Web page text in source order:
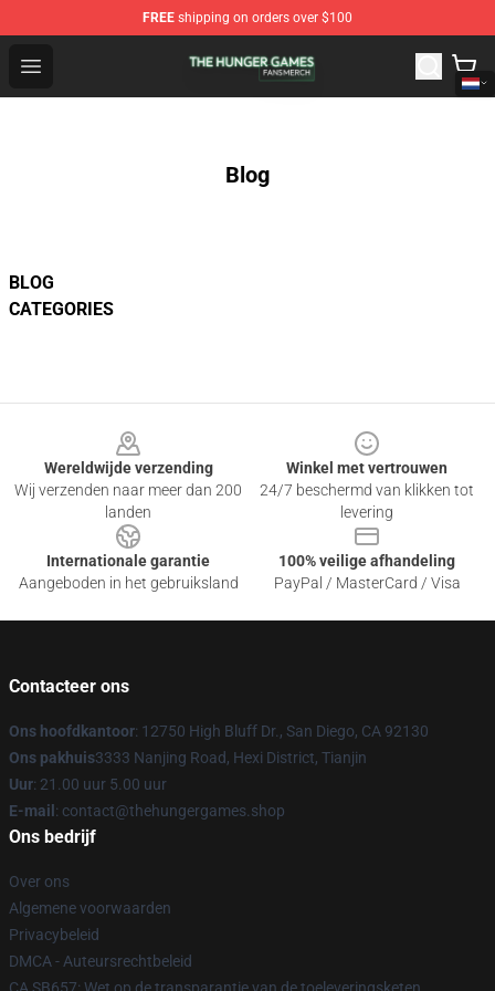
FREE shipping on orders over $100
Open menu
The Hunger Games Shop - Official The Hunger Games
Blog
BLOG
CATEGORIES
Wereldwijde verzending
Wij verzenden naar meer dan 200
landen
Winkel met vertrouwen
24/7 beschermd van klikken tot
levering
Internationale garantie
Aangeboden in het gebruiksland
100% veilige afhandeling
PayPal / MasterCard / Visa
Contacteer ons
Ons hoofdkantoor: 12750 High Bluff Dr., San Diego, CA 92130
Ons pakhuis3333 Nanjing Road, Hexi District, Tianjin
Uur: 21.00 uur 5.00 uur
E-mail : contact@thehungergames.shop
Ons bedrijf
Over ons
Algemene voorwaarden
Privacybeleid
DMCA - Auteursrechtbeleid